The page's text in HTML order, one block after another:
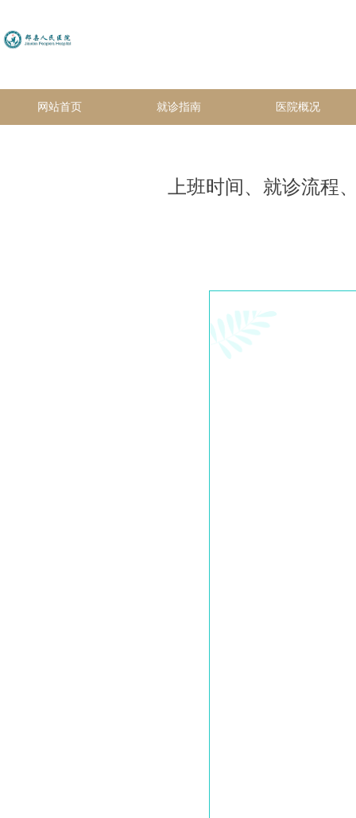
网站首页 就诊指南 医院概况
上班时间、就诊流程